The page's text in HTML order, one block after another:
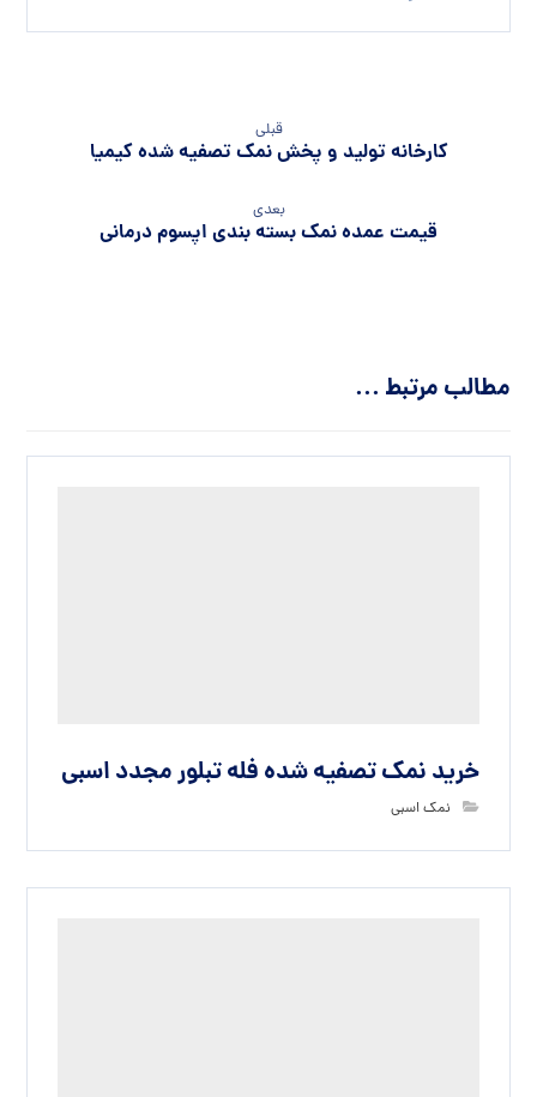
قبلی
کارخانه تولید و پخش نمک تصفیه شده کیمیا
بعدی
قیمت عمده نمک بسته بندی اپسوم درمانی
مطالب مرتبط ...
خرید نمک تصفیه شده فله تبلور مجدد اسبی
نمک اسبی